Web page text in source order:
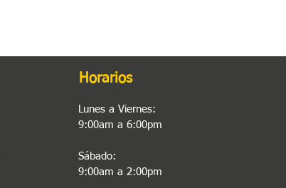
Horarios
Lunes a Viernes:
9:00am a 6:00pm
Sábado:
9:00am a 2:00pm